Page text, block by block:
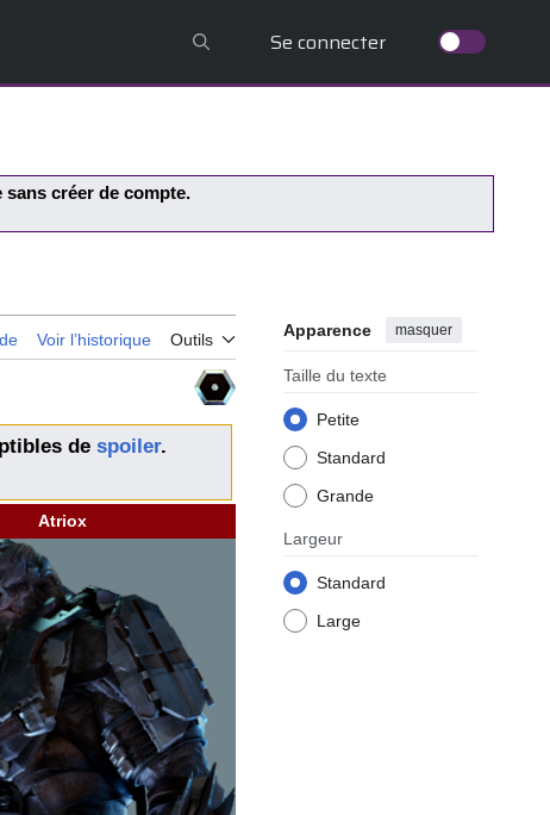
Se connecter
créer de compte.
Voir l’historique Outils Apparence masquer
Taille du texte
Petite
Standard
Grande
Largeur
Standard
Large
de spoiler.
Atriox